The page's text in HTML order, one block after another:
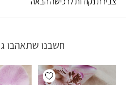
חשבנו שתאהבו
Add wishlist